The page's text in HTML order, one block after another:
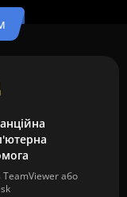
TeamViewer або